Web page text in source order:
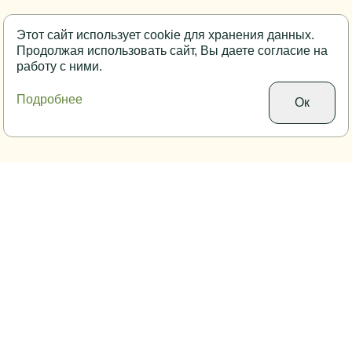
Этот сайт использует cookie для хранения данных.
Продолжая использовать сайт, Вы даете согласие на
работу с ними.
Подробнее Ок